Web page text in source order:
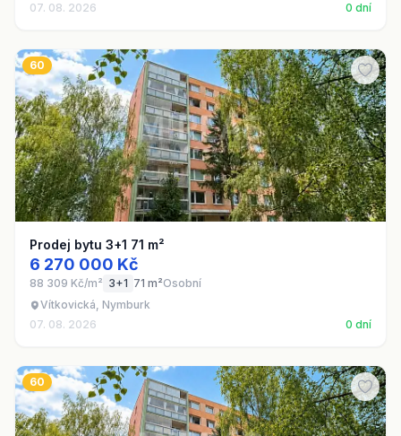
07. 08. 2026
0 dní
60
Prodej bytu 3+1 71 m²
6 270 000 Kč
88 309 Kč/m² 3+1 71 m²Osobní
Vítkovická, Nymburk
07. 08. 2026
0 dní
60